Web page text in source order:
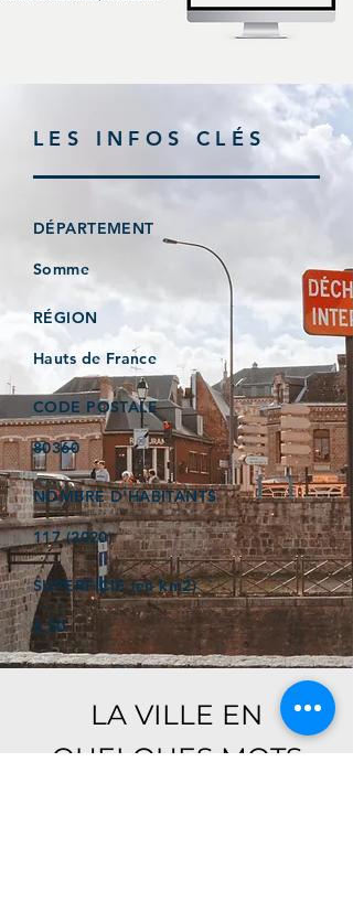
LES INFOS CLÉS
DÉPARTEMENT
Somme
RÉGION
Hauts de France
CODE POSTALE
80360
NOMBRE D'HABITANTS
117 (2020)
SUPERFICIE (en km2)
6,50
LA VILLE EN
QUELQUES MOTS